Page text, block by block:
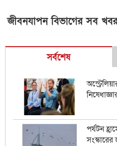
জীবনযাপন বিভাগের সব
সর্বশেষ
পর্যটন